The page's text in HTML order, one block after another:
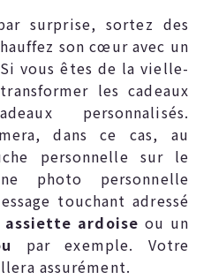
surprise, sortez des
son cœur avec un
vous êtes de la vielle-
les cadeaux
personnalisés.
dans ce cas, au
personnelle sur le
photo personnelle
touchant adressé
assiette ardoise ou un
par exemple. Votre
assurément.